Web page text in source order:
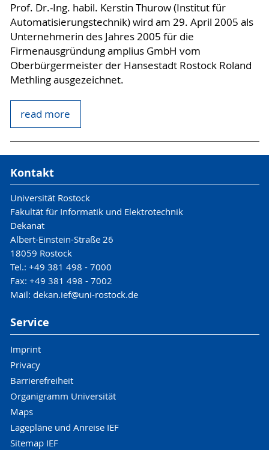
Prof. Dr.-Ing. habil. Kerstin Thurow (Institut für
Automatisierungstechnik) wird am 29. April 2005 als
Unternehmerin des Jahres 2005 für die
Firmenausgründung amplius GmbH vom
Oberbürgermeister der Hansestadt Rostock Roland
Methling ausgezeichnet.
read more
Kontakt
Universität Rostock
Fakultät für Informatik und Elektrotechnik
Dekanat
Albert-Einstein-Straße 26
18059 Rostock
Tel.: +49 381 498 - 7000
Fax: +49 381 498 - 7002
Mail: dekan.ief@uni-rostock.de
Service
Imprint
Privacy
Barrierefreiheit
Organigramm Universität
Maps
Lagepläne und Anreise IEF
Sitemap IEF